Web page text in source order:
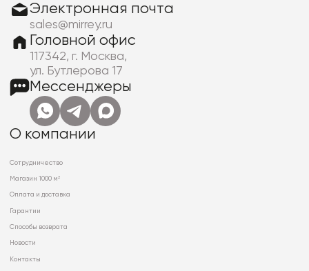
Электронная почта
sales@mirrey.ru
Головной офис
117342, г. Москва,
ул. Бутлерова 17
Мессенджеры
О компании
Сотрудничество
Магазин 1000 м²
Оплата и доставка
Гарантии
Способы возврата
Новости
Контакты